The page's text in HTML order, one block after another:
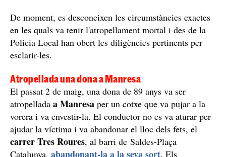
De moment, es desconeixen les circumstàncies exactes
en les quals va tenir l'atropellament mortal i des de la
Policia Local han obert les diligències pertinents per
esclarir-les.
Atropellada una dona a Manresa
El passat 2 de maig, una dona de 89 anys va ser
atropellada a Manresa per un cotxe que va pujar a la
vorera i va envestir-la. El conductor no es va aturar per
ajudar la víctima i va abandonar el lloc dels fets, el
carrer Tres Roures, al barri de Saldes-Plaça
Catalunya, abandonant-la a la seva sort. Els